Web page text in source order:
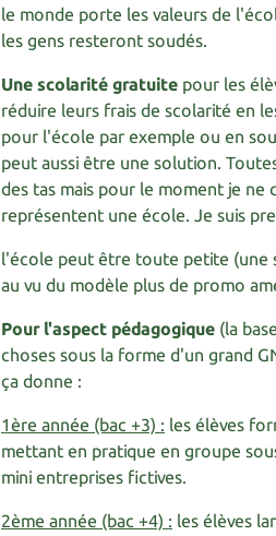
le monde porte les valeurs de
les gens resteront soudés.
Une scolarité gratuite pour les
réduire leurs frais de scolarité en
pour l'école par exemple ou en
peut aussi être une solution.
des tas mais pour le moment je ne
représentent une école. Je suis
l'école peut être toute petite (une
au vu du modèle plus de promo
Pour l'aspect pédagogique (la
choses sous la forme d'un grand
ça donne :
1ère année (bac +3) : les élèves
mettant en pratique en groupe
mini entreprises fictives.
2ème année (bac +4) : les élèves